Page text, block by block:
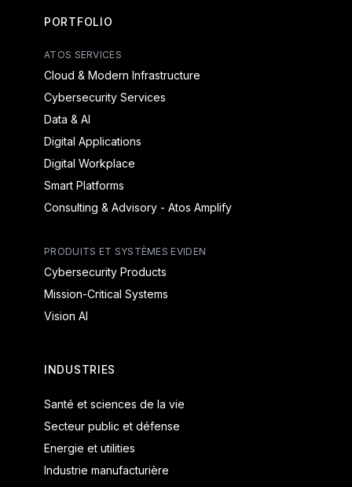
PORTFOLIO
ATOS SERVICES
Cloud & Modern Infrastructure
Cybersecurity Services
Data & AI
Digital Applications
Digital Workplace
Smart Platforms
Consulting & Advisory - Atos Amplify
PRODUITS ET SYSTÈMES EVIDEN
Cybersecurity Products
Mission-Critical Systems
Vision AI
INDUSTRIES
Santé et sciences de la vie
Secteur public et défense
Energie et utilities
Industrie manufacturière